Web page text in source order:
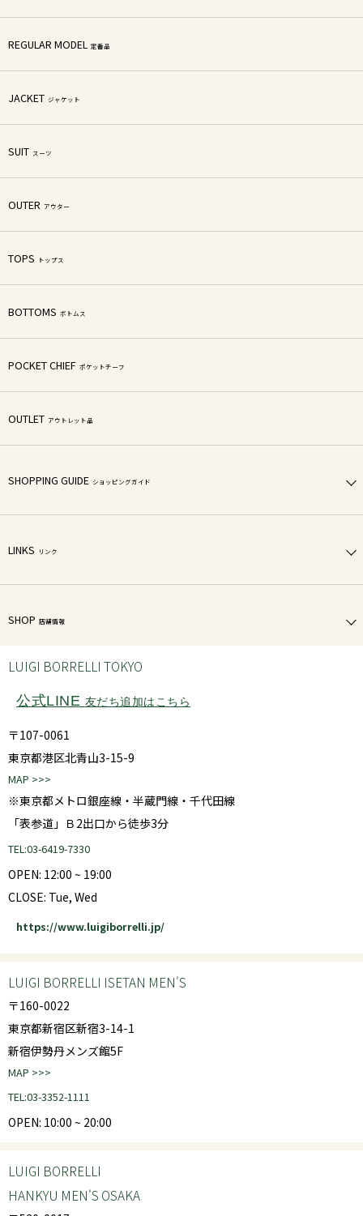
REGULAR MODEL 定番品
JACKET ジャケット
SUIT スーツ
OUTER アウター
TOPS トップス
BOTTOMS ボトムス
POCKET CHIEF ポケットチーフ
OUTLET アウトレット品
SHOPPING GUIDE ショッピングガイド
LINKS リンク
SHOP 店舗情報
LUIGI BORRELLI TOKYO
公式LINE 友だち追加はこちら
〒107-0061
東京都港区北青山3-15-9
MAP >>>
※東京都メトロ銀座線・半蔵門線・千代田線
「表参道」Ｂ2出口から徒歩3分
TEL:03-6419-7330
OPEN: 12:00 ~ 19:00
CLOSE: Tue, Wed
https://www.luigiborrelli.jp/
LUIGI BORRELLI ISETAN MEN'S
〒160-0022
東京都新宿区新宿3-14-1
新宿伊勢丹メンズ館5F
MAP >>>
TEL:03-3352-1111
OPEN: 10:00 ~ 20:00
LUIGI BORRELLI
HANKYU MEN'S OSAKA